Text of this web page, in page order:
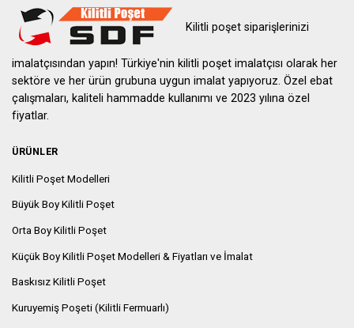
Kilitli poşet siparişlerinizi
imalatçısından yapın! Türkiye'nin kilitli poşet imalatçısı olarak her
sektöre ve her ürün grubuna uygun imalat yapıyoruz. Özel ebat
çalışmaları, kaliteli hammadde kullanımı ve 2023 yılına özel
fiyatlar.
ÜRÜNLER
Kilitli Poşet Modelleri
Büyük Boy Kilitli Poşet
Orta Boy Kilitli Poşet
Küçük Boy Kilitli Poşet Modelleri & Fiyatları ve İmalat
Baskısız Kilitli Poşet
Kuruyemiş Poşeti (Kilitli Fermuarlı)